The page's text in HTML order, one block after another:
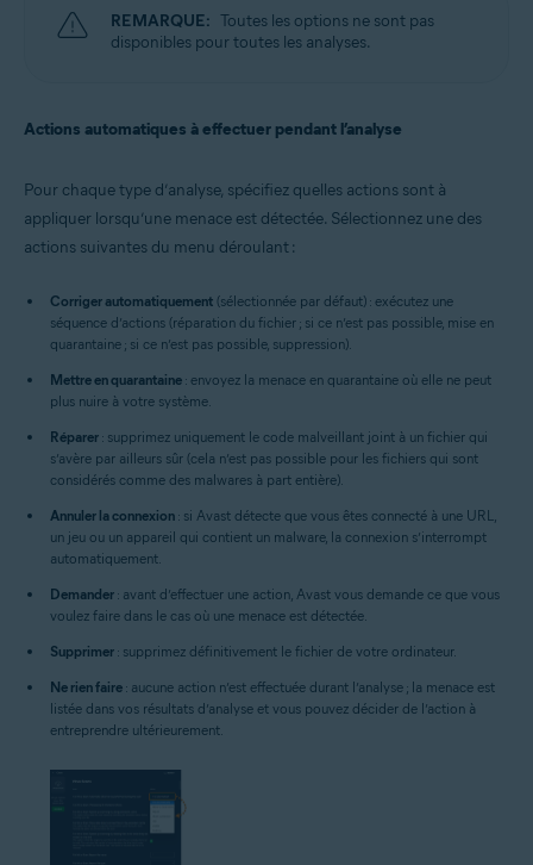
REMARQUE: Toutes les options ne sont pas
disponibles pour toutes les analyses.
Actions automatiques à effectuer pendant l’analyse
Pour chaque type d’analyse, spécifiez quelles actions sont à
appliquer lorsqu’une menace est détectée. Sélectionnez une des
actions suivantes du menu déroulant :
Corriger automatiquement (sélectionnée par défaut) : exécutez une
séquence d’actions (réparation du fichier ; si ce n’est pas possible, mise en
quarantaine ; si ce n’est pas possible, suppression).
Mettre en quarantaine : envoyez la menace en quarantaine où elle ne peut
plus nuire à votre système.
Réparer : supprimez uniquement le code malveillant joint à un fichier qui
s’avère par ailleurs sûr (cela n’est pas possible pour les fichiers qui sont
considérés comme des malwares à part entière).
Annuler la connexion : si Avast détecte que vous êtes connecté à une URL,
un jeu ou un appareil qui contient un malware, la connexion s’interrompt
automatiquement.
Demander : avant d’effectuer une action, Avast vous demande ce que vous
voulez faire dans le cas où une menace est détectée.
Supprimer : supprimez définitivement le fichier de votre ordinateur.
Ne rien faire : aucune action n’est effectuée durant l’analyse ; la menace est
listée dans vos résultats d’analyse et vous pouvez décider de l’action à
entreprendre ultérieurement.